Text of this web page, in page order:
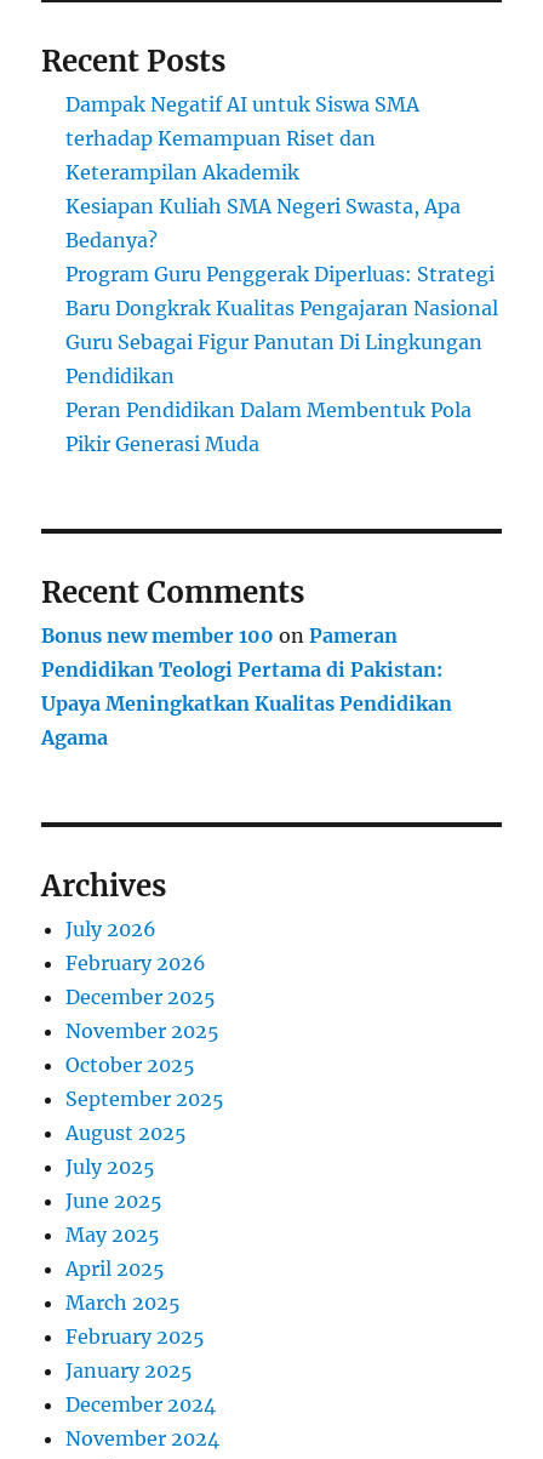
Recent Posts
Dampak Negatif AI untuk Siswa SMA
terhadap Kemampuan Riset dan
Keterampilan Akademik
Kesiapan Kuliah SMA Negeri Swasta, Apa
Bedanya?
Program Guru Penggerak Diperluas: Strategi
Baru Dongkrak Kualitas Pengajaran Nasional
Guru Sebagai Figur Panutan Di Lingkungan
Pendidikan
Peran Pendidikan Dalam Membentuk Pola
Pikir Generasi Muda
Recent Comments
Bonus new member 100 onPameran
Pendidikan Teologi Pertama di Pakistan:
Upaya Meningkatkan Kualitas Pendidikan
Agama
Archives
July 2026
February 2026
December 2025
November 2025
October 2025
September 2025
August 2025
July 2025
June 2025
May 2025
April 2025
March 2025
February 2025
January 2025
December 2024
November 2024